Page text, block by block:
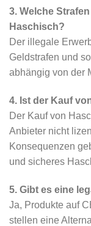
3. Welche
Haschisch?
Der illegale
Geldstrafen und
abhängig von der
4. Ist der Kauf
Der Kauf von
Anbieter nicht
Konsequenzen
und sicheres
5. Gibt es eine
Ja, Produkte auf
stellen eine